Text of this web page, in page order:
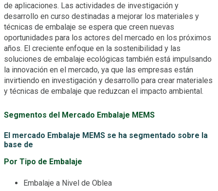
de aplicaciones. Las actividades de investigación y
desarrollo en curso destinadas a mejorar los materiales y
técnicas de embalaje se espera que creen nuevas
oportunidades para los actores del mercado en los próximos
años. El creciente enfoque en la sostenibilidad y las
soluciones de embalaje ecológicas también está impulsando
la innovación en el mercado, ya que las empresas están
invirtiendo en investigación y desarrollo para crear materiales
y técnicas de embalaje que reduzcan el impacto ambiental.
Segmentos del Mercado Embalaje MEMS
El mercado Embalaje MEMS se ha segmentado sobre la
base de
Por Tipo de Embalaje
Embalaje a Nivel de Oblea